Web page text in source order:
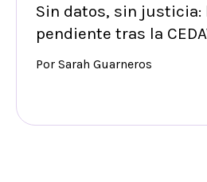
Sin datos, sin justicia:
pendiente tras la
Por Sarah Guarneros